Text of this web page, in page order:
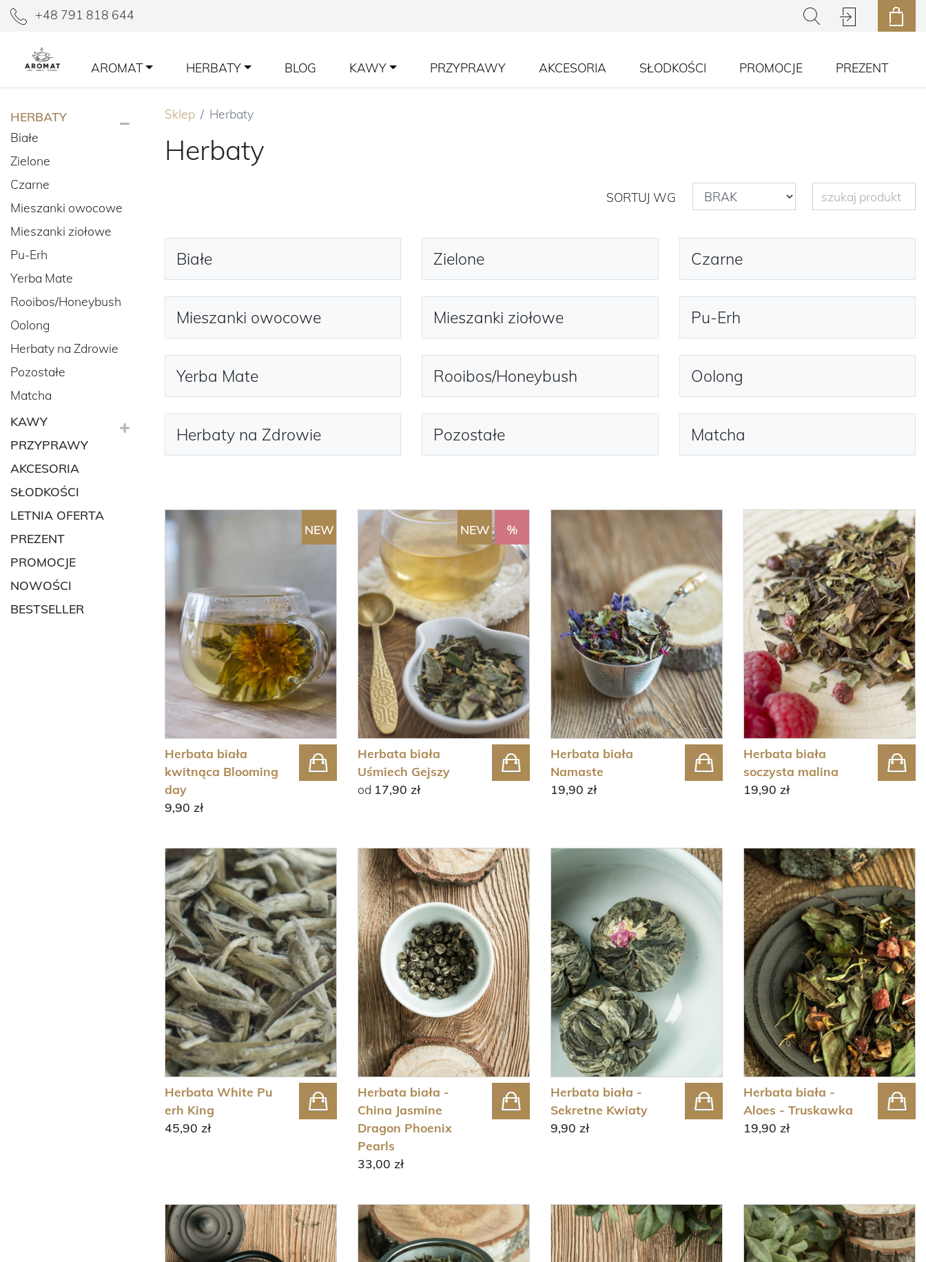
+48 791 818 644
AROMAT HERBATY BLOG KAWY PRZYPRAWY AKCESORIA SŁODKOŚCI PROMOCJE PREZENT
HERBATY
Białe
Zielone
Czarne
Mieszanki owocowe
Mieszanki ziołowe
Pu-Erh
Yerba Mate
Rooibos/Honeybush
Oolong
Herbaty na Zdrowie
Pozostałe
Matcha
KAWY
PRZYPRAWY
AKCESORIA
SŁODKOŚCI
LETNIA OFERTA
PREZENT
PROMOCJE
NOWOŚCI
BESTSELLER
Sklep Herbaty
Herbaty
SORTUJ WG
Białe Zielone Czarne
Mieszanki owocowe Mieszanki ziołowe Pu-Erh
Yerba Mate Rooibos/Honeybush Oolong
Herbaty na Zdrowie Pozostałe Matcha
NEW
Herbata biała
kwitnąca Blooming
day
9,90 zł
NEW %
Herbata biała
Uśmiech Gejszy
od 17,90 zł
Herbata biała
Namaste
19,90 zł
Herbata biała
soczysta malina
19,90 zł
Herbata White Pu
erh King
45,90 zł
Herbata biała -
China Jasmine
Dragon Phoenix
Pearls
33,00 zł
Herbata biała -
Sekretne Kwiaty
9,90 zł
Herbata biała -
Aloes - Truskawka
19,90 zł